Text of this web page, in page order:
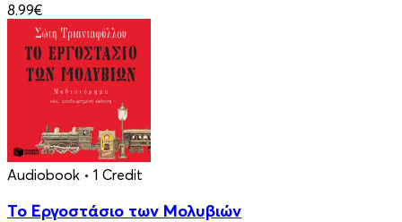
8.99€
Audiobook • 1 Credit
Το Εργοστάσιο των Μολυβιών